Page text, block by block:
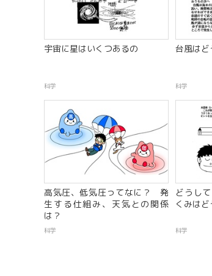
宇宙に星はいくつあるの
科学
台風は
科学
高気圧、低気圧ってなに？ 発
生する仕組み、天気との関係
は？
科学
どうし
くみはど
科学